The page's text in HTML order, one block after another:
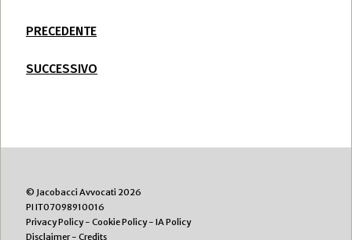
PRECEDENTE
SUCCESSIVO
© Jacobacci Avvocati 2026
PI IT07098910016
Privacy Policy- Cookie Policy- IA Policy
Disclaimer- Credits